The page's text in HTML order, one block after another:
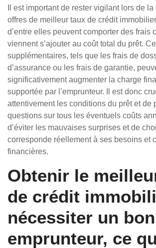
Il est important de rester vigilant lors de
offres de meilleur taux de crédit
d’entre elles peuvent comporter des frais
viennent s’ajouter au coût total du prêt.
supplémentaires, tels que les frais de
d’assurance ou les frais de garantie,
significativement augmenter la charge
supportée par l’emprunteur. Il est donc
attentivement les conditions du prêt et de
questions sur tous les éventuels coûts
d’éviter les mauvaises surprises et de
corresponde réellement à ses besoins et
financières.
Obtenir le
de crédit
nécessiter un
emprunteur, ce